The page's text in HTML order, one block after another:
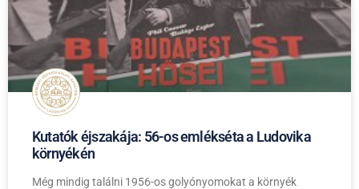
Kutatók éjszakája: 56-os emlékséta a Ludovika
környékén
Még mindig találni 1956-os golyónyomokat a környék